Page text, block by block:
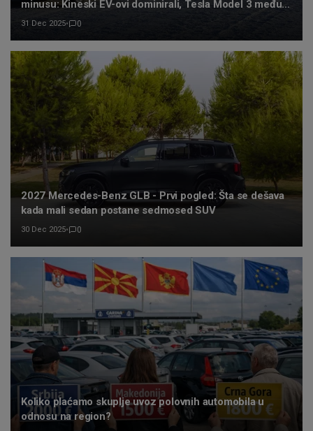
minusu: Kineski EV-ovi dominirali, Tesla Model 3 među
najboljima
31 Dec 2025• 0
2027 Mercedes-Benz GLB - Prvi pogled: Šta se dešava
kada mali sedan postane sedmosed SUV
30 Dec 2025• 0
Koliko plaćamo skuplje uvoz polovnih automobila u
odnosu na region?